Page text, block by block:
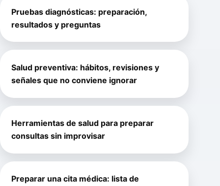
Pruebas diagnósticas: preparación,
resultados y preguntas
Salud preventiva: hábitos, revisiones y
señales que no conviene ignorar
Herramientas de salud para preparar
consultas sin improvisar
Preparar una cita médica: lista de